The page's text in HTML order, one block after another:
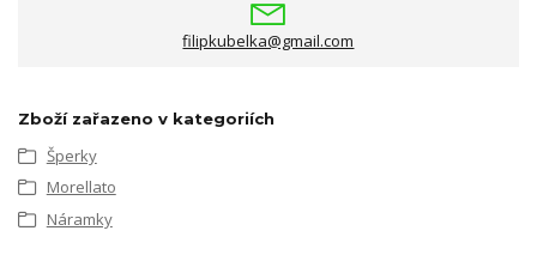
filipkubelka@gmail.com
Zboží zařazeno v kategoriích
Šperky
Morellato
Náramky